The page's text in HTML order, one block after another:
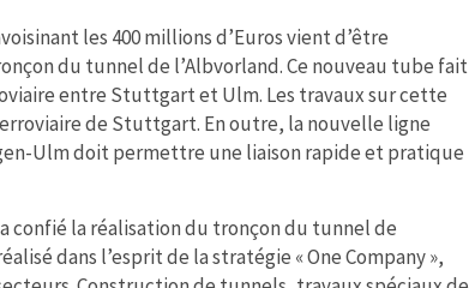
les 400 millions d’Euros vient d’être
du tunnel de l’Albvorland. Ce nouveau tube fait
entre Stuttgart et Ulm. Les travaux sur cette
de Stuttgart. En outre, la nouvelle ligne
Ulm doit permettre une liaison rapide et pratique
confié la réalisation du tronçon du tunnel de
dans l’esprit de la stratégie « One Company »,